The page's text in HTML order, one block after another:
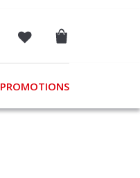
PROMOTIONS